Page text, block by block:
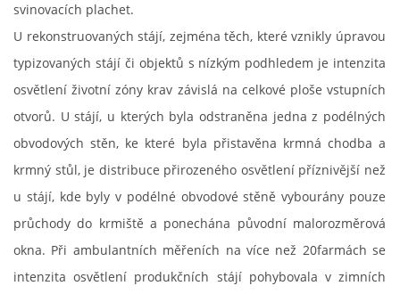
svinovacích plachet.
U rekonstruovaných stájí, zejména těch, které vznikly úpravou
typizovaných stájí či objektů s nízkým podhledem je intenzita
osvětlení životní zóny krav závislá na celkové ploše vstupních
otvorů. U stájí, u kterých byla odstraněna jedna z podélných
obvodových stěn, ke které byla přistavěna krmná chodba a
krmný stůl, je distribuce přirozeného osvětlení příznivější než
u stájí, kde byly v podélné obvodové stěně vybourány pouze
průchody do krmiště a ponechána původní malorozměrová
okna. Při ambulantních měřeních na více než 20farmách se
intenzita osvětlení produkčních stájí pohybovala v zimních